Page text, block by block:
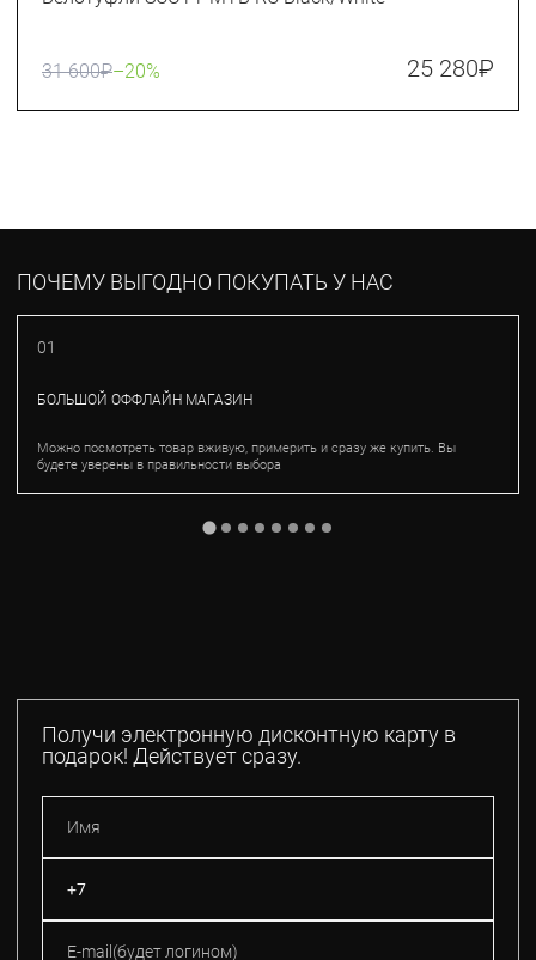
31 600₽–20% 25 280₽
ПОЧЕМУ ВЫГОДНО ПОКУПАТЬ У НАС
01
БОЛЬШОЙ ОФФЛАЙН МАГАЗИН
Можно посмотреть товар вживую, примерить и сразу же купить. Вы
будете уверены в правильности выбора
Получи электронную дисконтную карту в
подарок! Действует сразу.